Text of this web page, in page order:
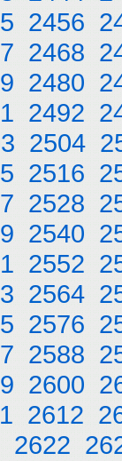
2456
2468
2480
2492
2504
2516
2528
2540
2552
2564
2576
2588
2600
2612
2622